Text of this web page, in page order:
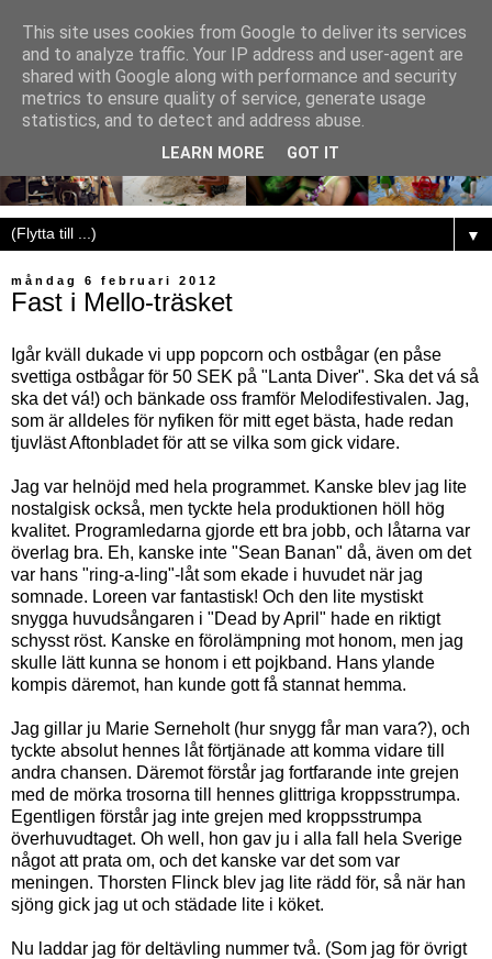
▼
måndag 6 februari 2012
Fast i Mello-träsket
Igår kväll dukade vi upp popcorn och ostbågar (en påse
svettiga ostbågar för 50 SEK på "Lanta Diver". Ska det vá så
ska det vá!) och bänkade oss framför Melodifestivalen. Jag,
som är alldeles för nyfiken för mitt eget bästa, hade redan
tjuvläst Aftonbladet för att se vilka som gick vidare.
Jag var helnöjd med hela programmet. Kanske blev jag lite
nostalgisk också, men tyckte hela produktionen höll hög
kvalitet. Programledarna gjorde ett bra jobb, och låtarna var
överlag bra. Eh, kanske inte "Sean Banan" då, även om det
var hans "ring-a-ling"-låt som ekade i huvudet när jag
somnade. Loreen var fantastisk! Och den lite mystiskt
snygga huvudsångaren i "Dead by April" hade en riktigt
schysst röst. Kanske en förolämpning mot honom, men jag
skulle lätt kunna se honom i ett pojkband. Hans ylande
kompis däremot, han kunde gott få stannat hemma.
Jag gillar ju Marie Serneholt (hur snygg får man vara?), och
tyckte absolut hennes låt förtjänade att komma vidare till
andra chansen. Däremot förstår jag fortfarande inte grejen
med de mörka trosorna till hennes glittriga kroppsstrumpa.
Egentligen förstår jag inte grejen med kroppsstrumpa
överhuvudtaget. Oh well, hon gav ju i alla fall hela Sverige
något att prata om, och det kanske var det som var
meningen. Thorsten Flinck blev jag lite rädd för, så när han
sjöng gick jag ut och städade lite i köket.
Nu laddar jag för deltävling nummer två. (Som jag för övrigt
This site uses cookies from Google to deliver its services
and to analyze traffic. Your IP address and user-agent are
shared with Google along with performance and security
metrics to ensure quality of service, generate usage
statistics, and to detect and address abuse.
LEARN MORE GOT IT